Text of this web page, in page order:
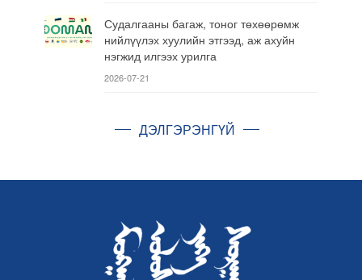
Судалгааны багаж, тоног төхөөрөмж
нийлүүлэх хуулийн этгээд, аж ахуйн
нэгжид илгээх урилга
2026-07-21
ДЭЛГЭРЭНГҮЙ